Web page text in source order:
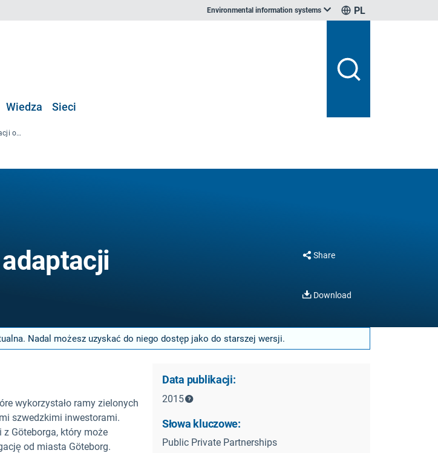
Environmental information systems PL
Wiedza Sieci
Zielone obligacje na rzecz adaptacji obszarów miejskich
Share
Download
Nadal możesz uzyskać do niego dostęp jako do starszej wersji.
wykorzystało ramy zielonych
szwedzkimi inwestorami.
Göteborga, który może
od miasta Göteborg.
Data publikacji:
2015
Słowa kluczowe:
Public Private Partnerships